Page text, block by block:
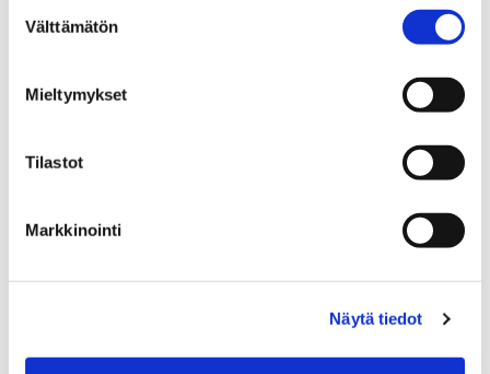
valinta
Välttämätön
Mieltymykset
Tilastot
Markkinointi
Näytä tiedot
Kaupunkikehitys
Liikenneverkkosuunnittelu
Porin keskustan liikenneverkkosuunnitelma on
Työssä määritetään kaikkien liikennemuotojen
aikajänteen ohjenuorana katujen
liikenneverkkosuunnitelman loppuraportin